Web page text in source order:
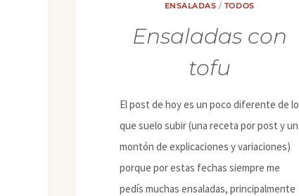
ENSALADAS / TODOS
Ensaladas con
tofu
El post de hoy es un poco diferente de lo
que suelo subir (una receta por post y un
montón de explicaciones y variaciones)
porque por estas fechas siempre me
pedís muchas ensaladas, principalmente